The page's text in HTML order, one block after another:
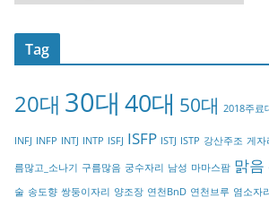
a
t
o
y
Tag
20대 30대 40대 50대 2018주료
INFJ INFP INTJ INTP ISFJ ISFP ISTJ ISTP 강산주조 게자
름많고_소나기 구름많음 궁수자리 남성 마마스팜 맑음
술 송도향 쌍둥이자리 양조장 연천BnD 연천브루 염소자